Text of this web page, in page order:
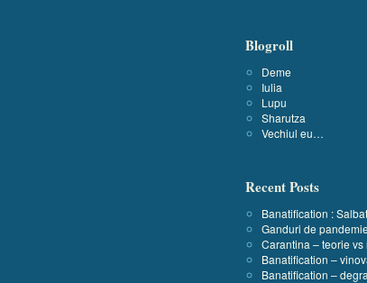
Blogroll
Deme
Iulia
Lupu
Sharutza
Vechiul eu…
Recent Posts
Banatification :
Ganduri de pandemie
Carantina – teorie vs
Banatification –
Banatification –